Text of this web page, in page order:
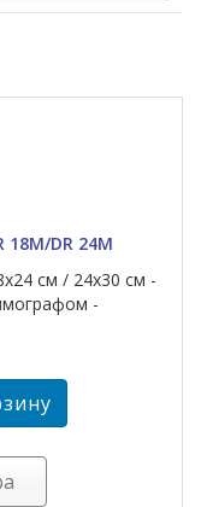
DR 24M
см / 24x30 см -
-